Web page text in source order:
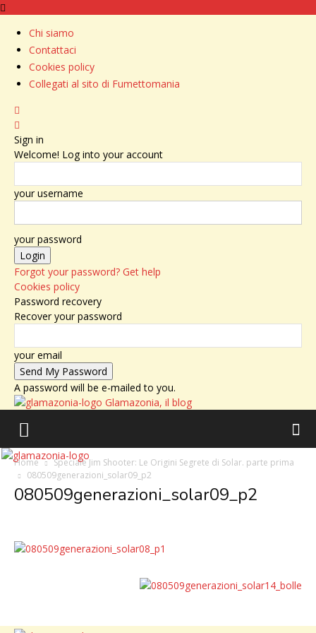
Chi siamo
Contattaci
Cookies policy
Collegati al sito di Fumettomania
Sign in
Welcome! Log into your account
your username
your password
Forgot your password? Get help
Cookies policy
Password recovery
Recover your password
your email
A password will be e-mailed to you.
Glamazonia, il blog
Home
Speciale Jim Shooter: Le Origini Segrete di Solar. parte prima
080509generazioni_solar09_p2
080509generazioni_solar09_p2